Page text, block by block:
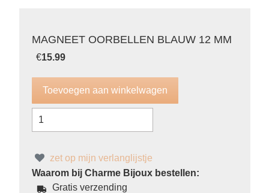
MAGNEET OORBELLEN BLAUW 12 MM
€15.99
zet op mijn verlanglijstje
Waarom bij Charme Bijoux bestellen:
Gratis verzending